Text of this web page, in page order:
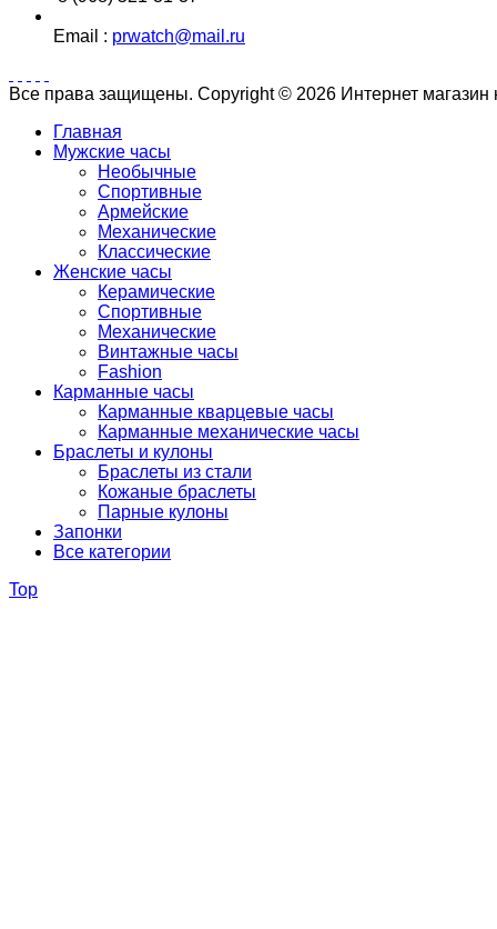
Email : prwatch@mail.ru
Все права защищены. Copyright © 2026 Интернет магазин
Главная
Мужские часы
Необычные
Спортивные
Армейские
Механические
Классические
Женские часы
Керамические
Спортивные
Механические
Винтажные часы
Fashion
Карманные часы
Карманные кварцевые часы
Карманные механические часы
Браслеты и кулоны
Браслеты из стали
Кожаные браслеты
Парные кулоны
Запонки
Все категории
Top